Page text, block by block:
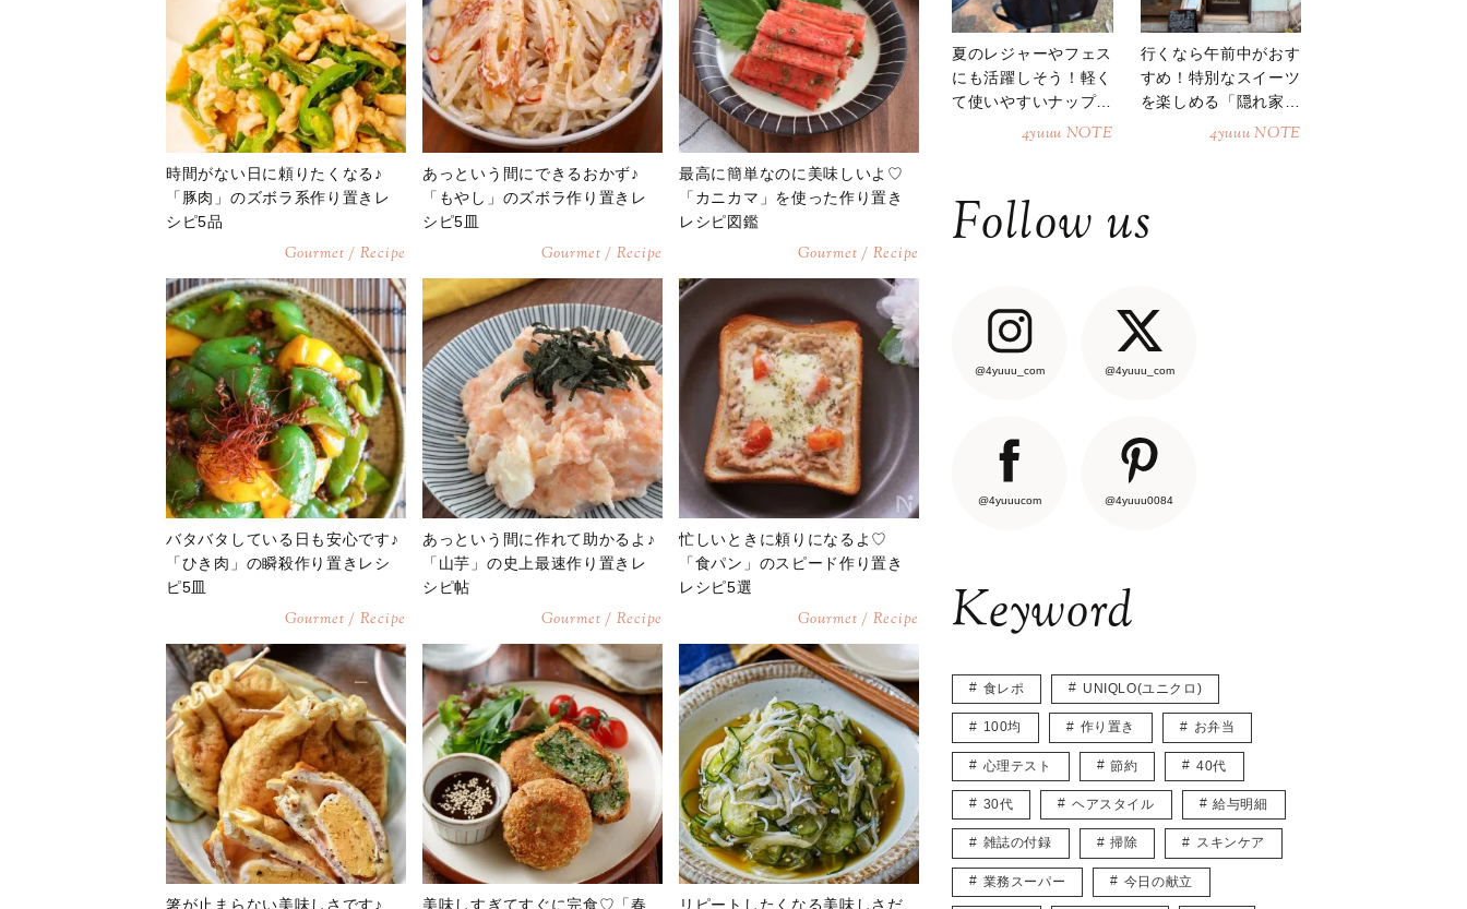
時間がない日に頼りたくなる♪
「豚肉」のズボラ系作り置きレ
シピ5品
Gourmet / Recipe
あっという間にできるおかず♪
「もやし」のズボラ作り置きレ
シピ5皿
Gourmet / Recipe
最高に簡単なのに美味しいよ♡
「カニカマ」を使った作り置き
レシピ図鑑
Gourmet / Recipe
バタバタしている日も安心です♪
「ひき肉」の瞬殺作り置きレシ
ピ5皿
Gourmet / Recipe
あっという間に作れて助かるよ♪
「山芋」の史上最速作り置きレ
シピ帖
Gourmet / Recipe
忙しいときに頼りになるよ♡
「食パン」のスピード作り置き
レシピ5選
Gourmet / Recipe
箸が止まらない美味しさです♪
美味しすぎてすぐに完食♡「春
リピートしたくなる美味しさだ
夏のレジャーやフェス
にも活躍しそう！軽く
て使いやすいナップサ
4yuuu NOTE
行くなら午前中がおす
すめ！特別なスイーツ
を楽しめる「隠れ家カ
4yuuu NOTE
Follow us
@4yuuu_com @4yuuu_com
@4yuuucom @4yuuu0084
Keyword
食レポ UNIQLO(ユニクロ)
100均 作り置き お弁当
心理テスト 節約 40代
30代 ヘアスタイル 給与明細
雑誌の付録 掃除 スキンケア
業務スーパー 今日の献立